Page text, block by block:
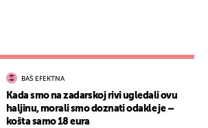
BAŠ EFEKTNA
Kada smo na zadarskoj rivi ugledali ovu
haljinu, morali smo doznati odakle je –
košta samo 18 eura